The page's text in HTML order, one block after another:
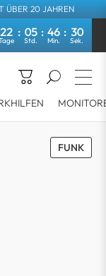
ÜBER 20 JAHREN
22 05 46 30
FUNK